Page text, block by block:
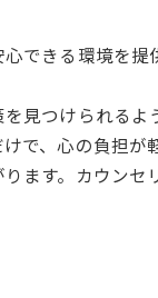
できる環境を
見つけられる
で、心の負担が
ます。カウン